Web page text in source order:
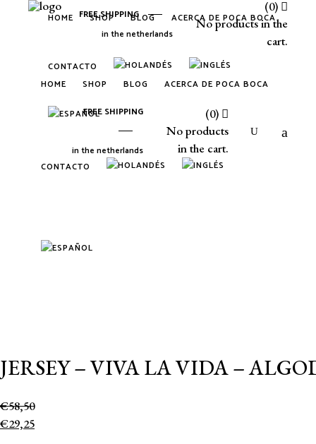
HOME SHOP BLOG ACERCA DE POCA BOCA
CONTACTO
FREE SHIPPING
in the netherlands
(0)
No products
in the cart.
HOME SHOP BLOG ACERCA DE POCA BOCA
CONTACTO
FREE SHIPPING
in the netherlands
(0)
No products in the
cart.
JERSEY – VIVA LA VIDA –
€58,50
€29,25